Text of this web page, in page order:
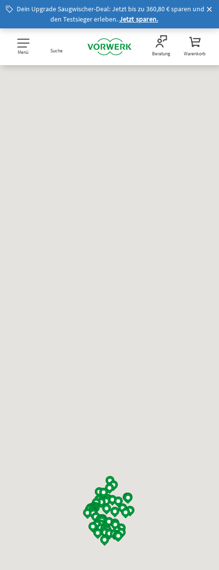
Dein Upgrade Saugwischer-Deal: Jetzt bis zu 360,80 € sparen und
den Testsieger erleben.Jetzt sparen.
Menü Suche Beratung Warenkorb